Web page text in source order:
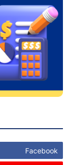
Facebook